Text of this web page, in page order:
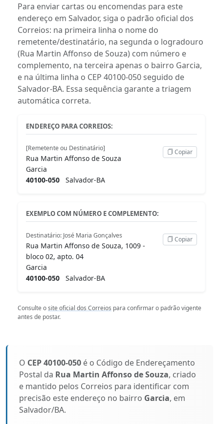
Para enviar cartas ou encomendas para este
endereço em Salvador, siga o padrão oficial dos
Correios: na primeira linha o nome do
remetente/destinatário, na segunda o logradouro
(Rua Martin Affonso de Souza) com número e
complemento, na terceira apenas o bairro Garcia,
e na última linha o CEP 40100-050 seguido de
Salvador-BA. Essa sequência garante a triagem
automática correta.
ENDEREÇO PARA CORREIOS:
[Remetente ou Destinatário]
Rua Martin Affonso de Souza
Garcia
40100-050 Salvador-BA
Copiar
EXEMPLO COM NÚMERO E COMPLEMENTO:
Destinatário: José Maria Gonçalves
Rua Martin Affonso de Souza, 1009 -
bloco 02, apto. 04
Garcia
40100-050 Salvador-BA
Copiar
Consulte osite oficial dos Correios para confirmar o padrão vigente
antes de postar.
O CEP 40100-050 é o Código de Endereçamento
Postal da Rua Martin Affonso de Souza, criado
e mantido pelos Correios para identificar com
precisão este endereço no bairro Garcia, em
Salvador/BA.